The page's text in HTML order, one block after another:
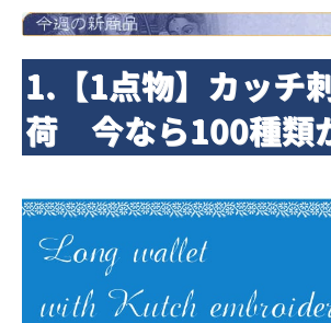
1.【1点物】カッチ
荷 今なら100種類